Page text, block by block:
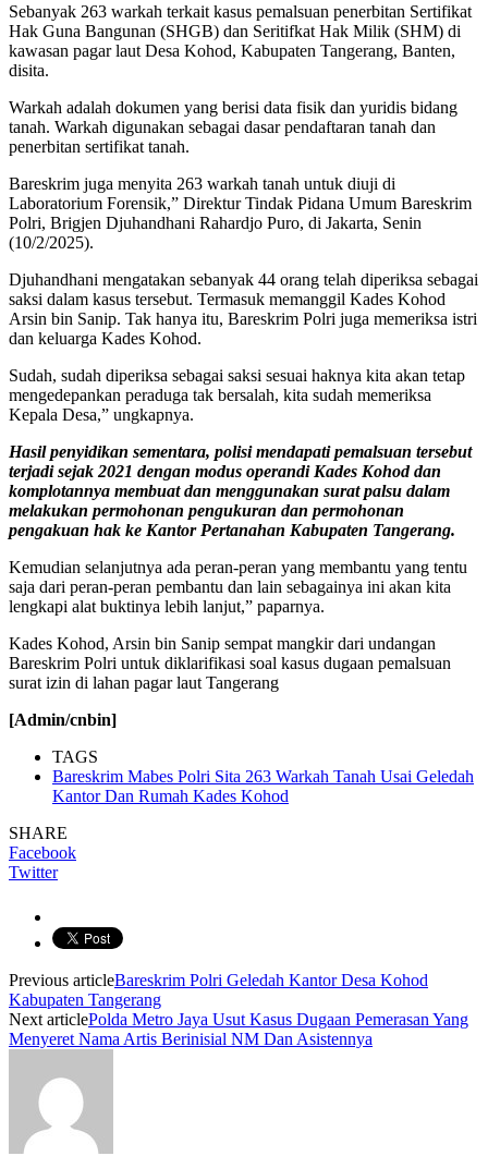
Sebanyak 263 warkah terkait kasus pemalsuan penerbitan Sertifikat
Hak Guna Bangunan (SHGB) dan Seritifkat Hak Milik (SHM) di
kawasan pagar laut Desa Kohod, Kabupaten Tangerang, Banten,
disita.
Warkah adalah dokumen yang berisi data fisik dan yuridis bidang
tanah. Warkah digunakan sebagai dasar pendaftaran tanah dan
penerbitan sertifikat tanah.
Bareskrim juga menyita 263 warkah tanah untuk diuji di
Laboratorium Forensik,” Direktur Tindak Pidana Umum Bareskrim
Polri, Brigjen Djuhandhani Rahardjo Puro, di Jakarta, Senin
(10/2/2025).
Djuhandhani mengatakan sebanyak 44 orang telah diperiksa sebagai
saksi dalam kasus tersebut. Termasuk memanggil Kades Kohod
Arsin bin Sanip. Tak hanya itu, Bareskrim Polri juga memeriksa istri
dan keluarga Kades Kohod.
Sudah, sudah diperiksa sebagai saksi sesuai haknya kita akan tetap
mengedepankan peraduga tak bersalah, kita sudah memeriksa
Kepala Desa,” ungkapnya.
Hasil penyidikan sementara, polisi mendapati pemalsuan tersebut
terjadi sejak 2021 dengan modus operandi Kades Kohod dan
komplotannya membuat dan menggunakan surat palsu dalam
melakukan permohonan pengukuran dan permohonan
pengakuan hak ke Kantor Pertanahan Kabupaten Tangerang.
Kemudian selanjutnya ada peran-peran yang membantu yang tentu
saja dari peran-peran pembantu dan lain sebagainya ini akan kita
lengkapi alat buktinya lebih lanjut,” paparnya.
Kades Kohod, Arsin bin Sanip sempat mangkir dari undangan
Bareskrim Polri untuk diklarifikasi soal kasus dugaan pemalsuan
surat izin di lahan pagar laut Tangerang
[Admin/cnbin]
TAGS
Bareskrim Mabes Polri Sita 263 Warkah Tanah Usai Geledah
Kantor Dan Rumah Kades Kohod
SHARE
Facebook
Twitter
Previous articleBareskrim Polri Geledah Kantor Desa Kohod
Kabupaten Tangerang
Next articlePolda Metro Jaya Usut Kasus Dugaan Pemerasan Yang
Menyeret Nama Artis Berinisial NM Dan Asistennya